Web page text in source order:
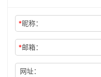
*昵称：
*邮箱：
网址：